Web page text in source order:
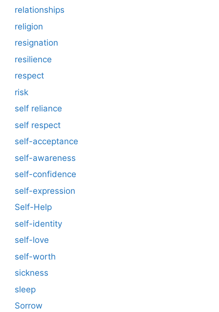
relationships
religion
resignation
resilience
respect
risk
self reliance
self respect
self-acceptance
self-awareness
self-confidence
self-expression
Self-Help
self-identity
self-love
self-worth
sickness
sleep
Sorrow